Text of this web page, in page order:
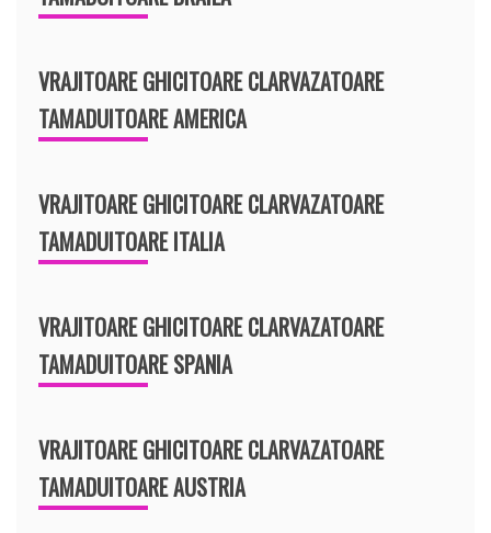
VRAJITOARE GHICITOARE CLARVAZATOARE
TAMADUITOARE AMERICA
VRAJITOARE GHICITOARE CLARVAZATOARE
TAMADUITOARE ITALIA
VRAJITOARE GHICITOARE CLARVAZATOARE
TAMADUITOARE SPANIA
VRAJITOARE GHICITOARE CLARVAZATOARE
TAMADUITOARE AUSTRIA